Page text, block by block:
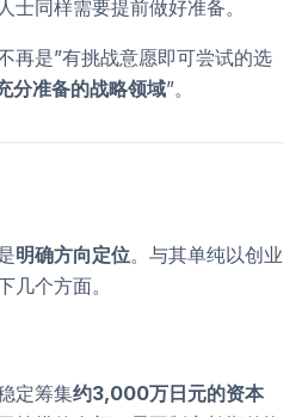
士同样需要提前做好准备。
再是”有挑战意愿即可尝试的选
分准备的战略领域”。
明确方向定位。与其单纯以创业
几个方面。
定筹集约3,000万日元的资本